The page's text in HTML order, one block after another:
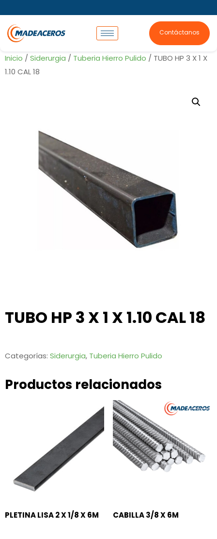
Contáctanos
Inicio / Siderurgia / Tuberia Hierro Pulido / TUBO HP 3 X 1 X
1.10 CAL 18
TUBO HP 3 X 1 X 1.10 CAL 18
Categorías: Siderurgia, Tuberia Hierro Pulido
Productos relacionados
PLETINA LISA 2 X 1/8 X 6M CABILLA 3/8 X 6M